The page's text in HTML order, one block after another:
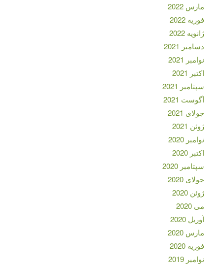
مارس 2022
فوریه 2022
ژانویه 2022
دسامبر 2021
نوامبر 2021
اکتبر 2021
سپتامبر 2021
آگوست 2021
جولای 2021
ژوئن 2021
نوامبر 2020
اکتبر 2020
سپتامبر 2020
جولای 2020
ژوئن 2020
می 2020
آوریل 2020
مارس 2020
فوریه 2020
نوامبر 2019